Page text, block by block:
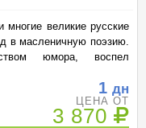
многие великие русские
в масленичную поэзию.
юмора, воспел
1 дн
ЦЕНА ОТ
3 870